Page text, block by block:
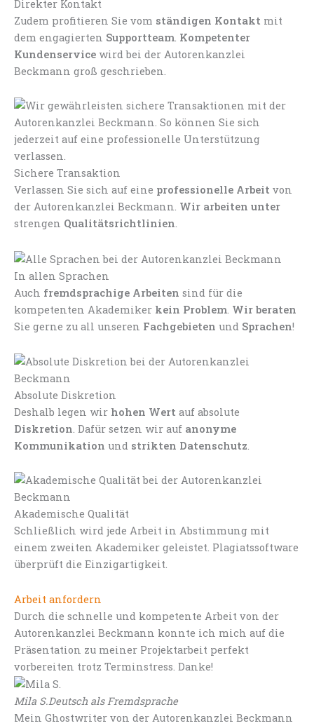
Direkter Kontakt
Zudem profitieren Sie vom ständigen Kontakt mit
dem engagierten Supportteam. Kompetenter
Kundenservice wird bei der Autorenkanzlei
Beckmann groß geschrieben.
Sichere Transaktion
Verlassen Sie sich auf eine professionelle Arbeit von
der Autorenkanzlei Beckmann. Wir arbeiten unter
strengen Qualitätsrichtlinien.
In allen Sprachen
Auch fremdsprachige Arbeiten sind für die
kompetenten Akademiker kein Problem. Wir beraten
Sie gerne zu all unseren Fachgebieten und Sprachen!
Absolute Diskretion
Deshalb legen wir hohen Wert auf absolute
Diskretion . Dafür setzen wir auf anonyme
Kommunikation und strikten Datenschutz
Akademische Qualität
Schließlich wird jede Arbeit in Abstimmung mit
einem zweiten Akademiker geleistet. Plagiatssoftware
überprüft die Einzigartigkeit.
Arbeit anfordern
Durch die schnelle und kompetente Arbeit von der
Autorenkanzlei Beckmann konnte ich mich auf die
Präsentation zu meiner Projektarbeit perfekt
vorbereiten trotz Terminstress. Danke!
Mila S.Deutsch als Fremdsprache
Mein Ghostwriter von der Autorenkanzlei Beckmann